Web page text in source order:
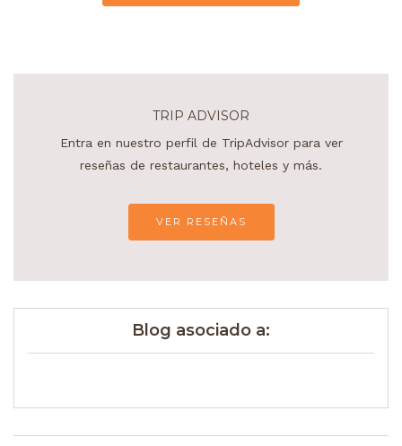
TRIP ADVISOR
Entra en nuestro perfil de TripAdvisor para ver
reseñas de restaurantes, hoteles y más.
VER RESEÑAS
Blog asociado a: